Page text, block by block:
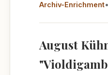
Archiv-Enrichment•
August